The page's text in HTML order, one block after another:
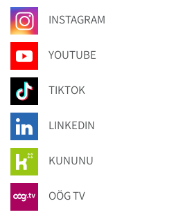
INSTAGRAM
YOUTUBE
TIKTOK
LINKEDIN
KUNUNU
OÖG TV